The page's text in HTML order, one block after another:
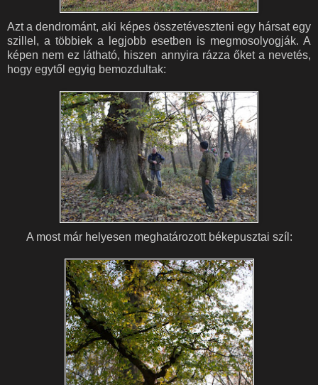
Azt a dendrománt, aki képes összetéveszteni egy hársat egy
szillel, a többiek a legjobb esetben is megmosolyogják. A
képen nem ez látható, hiszen annyira rázza őket a nevetés,
hogy egytől egyig bemozdultak:
A most már helyesen meghatározott békepusztai szíl: